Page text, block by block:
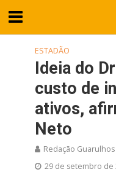
ESTADÃO
Ideia do
custo de
ativos,
Neto
Redação
29 de setembro de